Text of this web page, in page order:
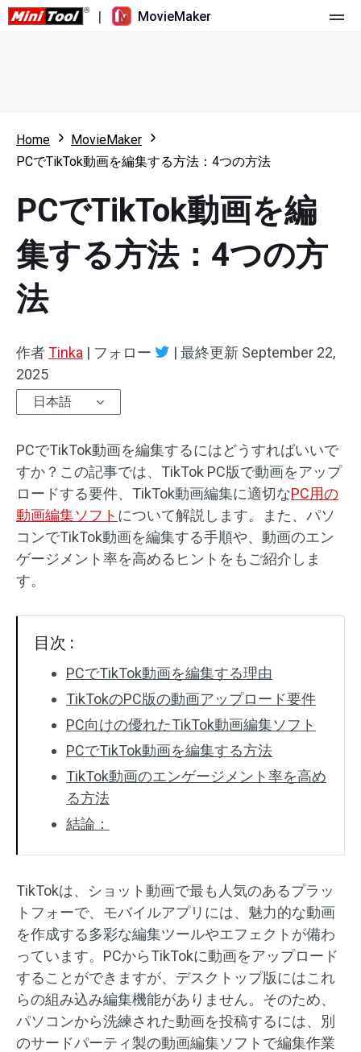
| MovieMaker
更新履歴
概要
マルチトラック動画編集
速度変更/リバース
トリミング/スプリット/クロップ
オーディオエフェクト
動画エフェクト
動画色調整
回転/反転
透かしなし
リソース
ユーザーマニュアル
ビデオ編集のヒント
動画ツール
画面録画ツール
オンライン動画ダウンロード ツール
Home
MovieMaker
PCでTikTok動画を編集する方法：4つの方法
PCでTikTok動画を編
集する方法：4つの方
法
作者Tinka | フォロー | 最終更新 September 22,
2025
日本語
PCでTikTok動画を編集するにはどうすればいいで
すか？この記事では、TikTok PC版で動画をアップ
ロードする要件、TikTok動画編集に適切なPC用の
動画編集ソフト について解説します。また、パソ
コンでTikTok動画を編集する手順や、動画のエン
ゲージメント率を高めるヒントをもご紹介しま
す。
目次 :
PCでTikTok動画を編集する理由
TikTokのPC版の動画アップロード要件
PC向けの優れたTikTok動画編集ソフト
PCでTikTok動画を編集する方法
TikTok動画のエンゲージメント率を高め
る方法
結論：
TikTokは、ショット動画で最も人気のあるプラッ
トフォーで、モバイルアプリには、魅力的な動画
を作成する多彩な編集ツールやエフェクトが備わ
っています。PCからTikTokに動画をアップロード
することができますが、デスクトップ版にはこれ
らの組み込み編集機能がありません。そのため、
パソコンから洗練された動画を投稿するには、別
のサードパーティ製の動画編集ソフトで編集作業